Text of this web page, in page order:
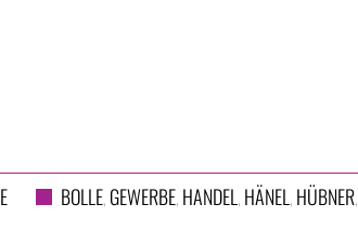
BOLLE, GEWERBE, HANDEL, HÄNEL, HÜBNER,